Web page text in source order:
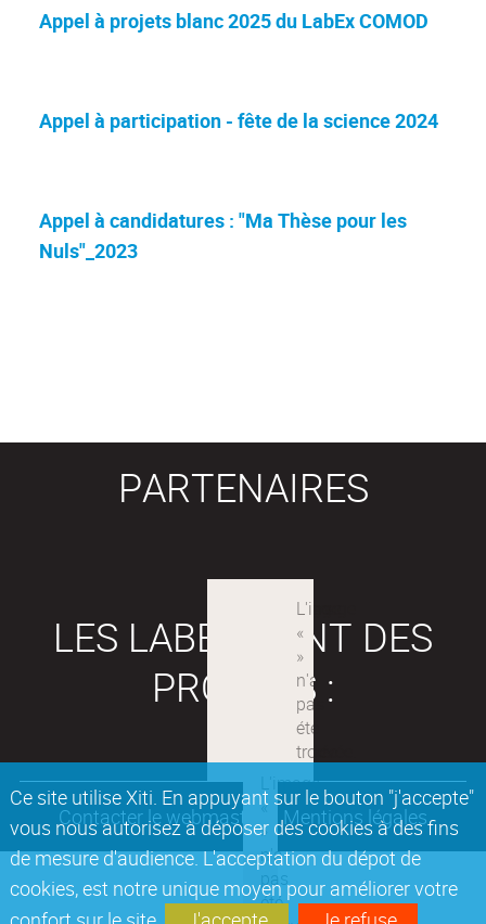
Ce site utilise Xiti. En appuyant sur le bouton "j'accepte"
vous nous autorisez à déposer des cookies à des fins
de mesure d'audience. L'acceptation du dépot de
cookies, est notre unique moyen pour améliorer votre
Appel à projets blanc 2025 du LabEx COMOD
Appel à participation - fête de la science 2024
Appel à candidatures : "Ma Thèse pour les
Nuls"_2023
PARTENAIRES
LES LABEX SONT DES
PROJETS :
Contacter le webmaster Mentions légales